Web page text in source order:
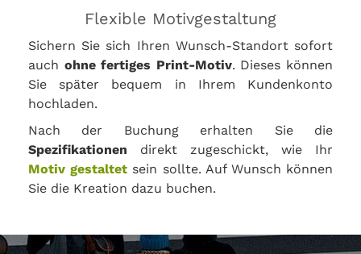
Flexible Motivgestaltung
Sichern Sie sich Ihren Wunsch-Standort sofort
auch ohne fertiges Print-Motiv. Dieses können
Sie später bequem in Ihrem Kundenkonto
hochladen.
Nach der Buchung erhalten Sie die
Spezifikationen direkt zugeschickt, wie Ihr
Motiv gestaltet sein sollte. Auf Wunsch können
Sie die Kreation dazu buchen.